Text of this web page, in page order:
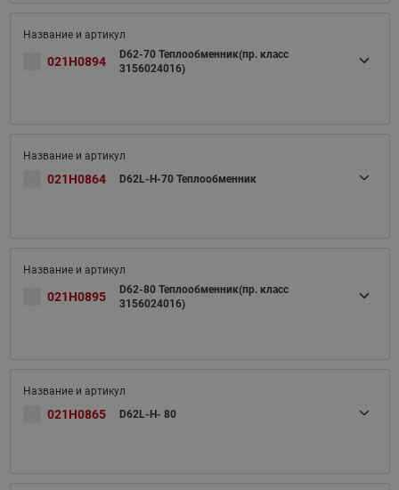
021H0894
D62-70 Теплообменник(пр. класс
3156024016)
021H0864 D62L-H-70 Теплообменник
021H0895
D62-80 Теплообменник(пр. класс
3156024016)
021H0865 D62L-H- 80